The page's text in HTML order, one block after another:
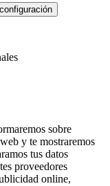
sobre
y te mostraremos
tus datos
proveedores
online,